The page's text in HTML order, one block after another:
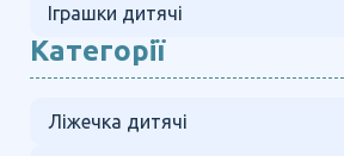
Іграшки дитячі
Категорії
Ліжечка дитячі